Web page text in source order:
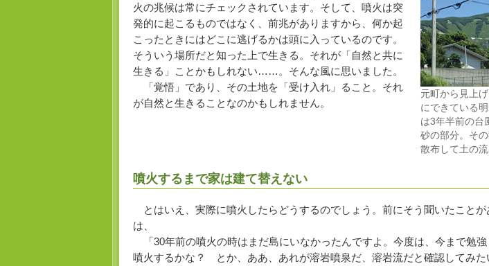
元町から見上
にできている
は3年半前の台
砂の部分。そ
散布して土の流
火の兆候は常にチェックされています。そして、噴火は突
発的に起こるものではなく、前兆がありますから、何か起
こったときにはどこに逃げるかは頭に入っているのです。
そういう場所だと知った上で生きる。それが「自然と共に
生きる」ことかもしれない……。そんな風に思いました。
「覚悟」であり、その土地を「受け入れ」ること。それ
が自然と生きることなのかもしれません。
噴火するまで家は建て替えない
とはいえ、実際に噴火したらどうするのでしょう。前にそう聞いたことが
は、
「30年前の噴火の時はまだ島にいなかったんですよ。今度は、今まで勉強
噴火するかな？ とか、ああ、あれが溶岩噴泉だ、溶岩流だと確認してみた